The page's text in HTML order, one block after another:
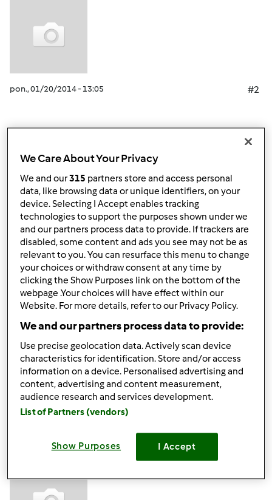
pon., 01/20/2014 - 13:05 #2
Zaloguj zarejestruj się
aby dodawać
komentarze
ElaK (niezweryfikowany)
pon., 01/20/2014 - 13:07
Góra strony
zarejestruj się
ElaK (niezweryfikowany)
We Care About Your Privacy
We and our315 partners store and access personal
data, like browsing data or unique identifiers, on your
device. Selecting I Accept enables tracking
technologies to support the purposes shown under we
and our partners process data to provide. If trackers are
disabled, some content and ads you see may not be as
relevant to you. You can resurface this menu to change
your choices or withdraw consent at any time by
clicking the Show Purposes link on the bottom of the
webpage .Your choices will have effect within our
Website. For more details, refer to our Privacy Policy.
We and our partners process data to provide:
Use precise geolocation data. Actively scan device
characteristics for identification. Store and/or access
information on a device. Personalised advertising and
content, advertising and content measurement,
audience research and services development.
List of Partners (vendors)
Show Purposes I Accept